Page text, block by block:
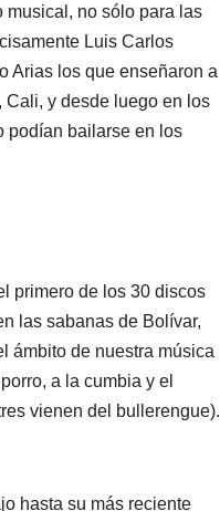
musical, no sólo para las
Luis Carlos
Arias los que enseñaron a
Cali, y desde luego en los
podían bailarse en los
primero de los 30 discos
las sabanas de Bolívar,
ámbito de nuestra música
a la cumbia y el
vienen del bullerengue).
hasta su más reciente